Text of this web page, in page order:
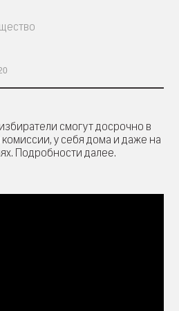
смогут досрочно в
у себя дома и даже на
Подробности далее.